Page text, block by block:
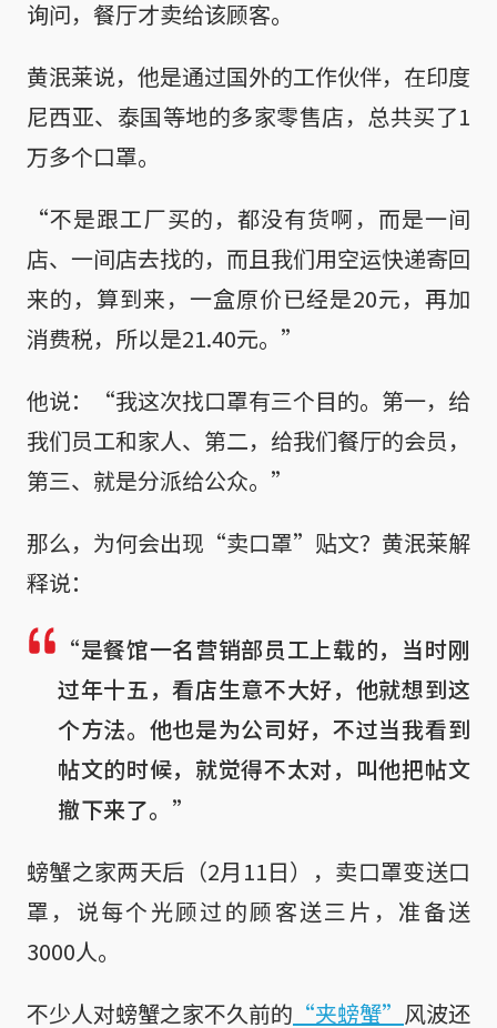
询问，餐厅才卖给该顾客。
黄泯莱说，他是通过国外的工作伙伴，在印度
尼西亚、泰国等地的多家零售店，总共买了1
万多个口罩。
“不是跟工厂买的，都没有货啊，而是一间
店、一间店去找的，而且我们用空运快递寄回
来的，算到来，一盒原价已经是20元，再加
消费税，所以是21.40元。”
他说：“我这次找口罩有三个目的。第一，给
我们员工和家人、第二，给我们餐厅的会员，
第三、就是分派给公众。”
那么，为何会出现“卖口罩”贴文？黄泯莱解
释说：
“是餐馆一名营销部员工上载的，当时刚
过年十五，看店生意不大好，他就想到这
个方法。他也是为公司好，不过当我看到
帖文的时候，就觉得不太对，叫他把帖文
撤下来了。”
螃蟹之家两天后（2月11日），卖口罩变送口
罩，说每个光顾过的顾客送三片，准备送
3000人。
不少人对螃蟹之家不久前的 “夹螃蟹” 风波还